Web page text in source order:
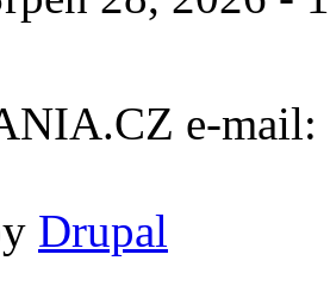
e-mail:
Drupal